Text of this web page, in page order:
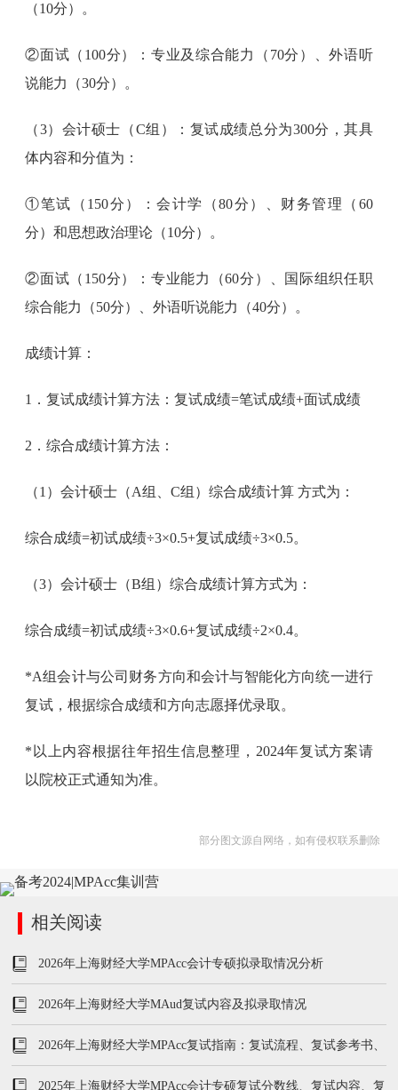
（10分）。
②面试（100分）：专业及综合能力（70分）、外语听
说能力（30分）。
（3）会计硕士（C组）：复试成绩总分为300分，其具
体内容和分值为：
①笔试（150分）：会计学（80分）、财务管理（60
分）和思想政治理论（10分）。
②面试（150分）：专业能力（60分）、国际组织任职
综合能力（50分）、外语听说能力（40分）。
成绩计算：
1．复试成绩计算方法：复试成绩=笔试成绩+面试成绩
2．综合成绩计算方法：
（1）会计硕士（A组、C组）综合成绩计算 方式为：
综合成绩=初试成绩÷3×0.5+复试成绩÷3×0.5。
（3）会计硕士（B组）综合成绩计算方式为：
综合成绩=初试成绩÷3×0.6+复试成绩÷2×0.4。
*A组会计与公司财务方向和会计与智能化方向统一进行
复试，根据综合成绩和方向志愿择优录取。
*以上内容根据往年招生信息整理，2024年复试方案请
以院校正式通知为准。
部分图文源自网络，如有侵权联系删除
相关阅读
2026年上海财经大学MPAcc会计专硕拟录取情况分析
2026年上海财经大学MAud复试内容及拟录取情况
2026年上海财经大学MPAcc复试指南：复试流程、复试参考书、
分数线
2025年上海财经大学MPAcc会计专硕复试分数线、复试内容、复